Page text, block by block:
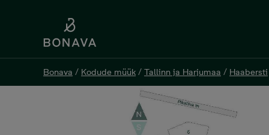
Bonava / Kodude müük / Tallinn ja Harjumaa / Haabersti
Bonava / Kodude müük / Tallinn ja Harjumaa / Haabersti
Pikaliiva tn 9-13, 3 tuba,